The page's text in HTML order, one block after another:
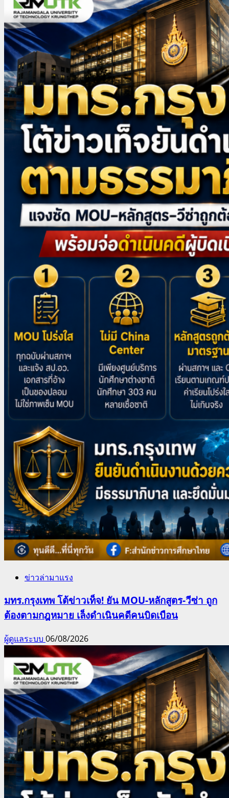
ข่าวล่ามาแรง
มทร.กรุงเทพ โต้ข่าวเท็จ! ยัน MOU-หลักสูตร-วีซ่า ถูก
ต้องตามกฎหมาย เล็งดำเนินคดีคนบิดเบือน
ผู้ดูแลระบบ 06/08/2026